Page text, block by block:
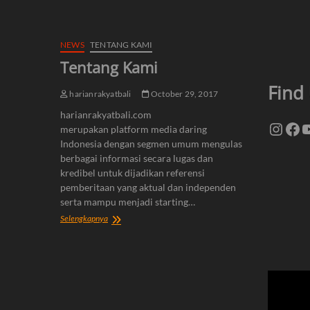
NEWS TENTANG KAMI
Tentang Kami
harianrakyatbali October 29, 2017
harianrakyatbali.com
merupakan platform media daring
Indonesia dengan segmen umum mengulas
berbagai informasi secara lugas dan
kredibel untuk dijadikan referensi
pemberitaan yang aktual dan independen
serta mampu menjadi starting…
SelengkapnyaTentang
Find